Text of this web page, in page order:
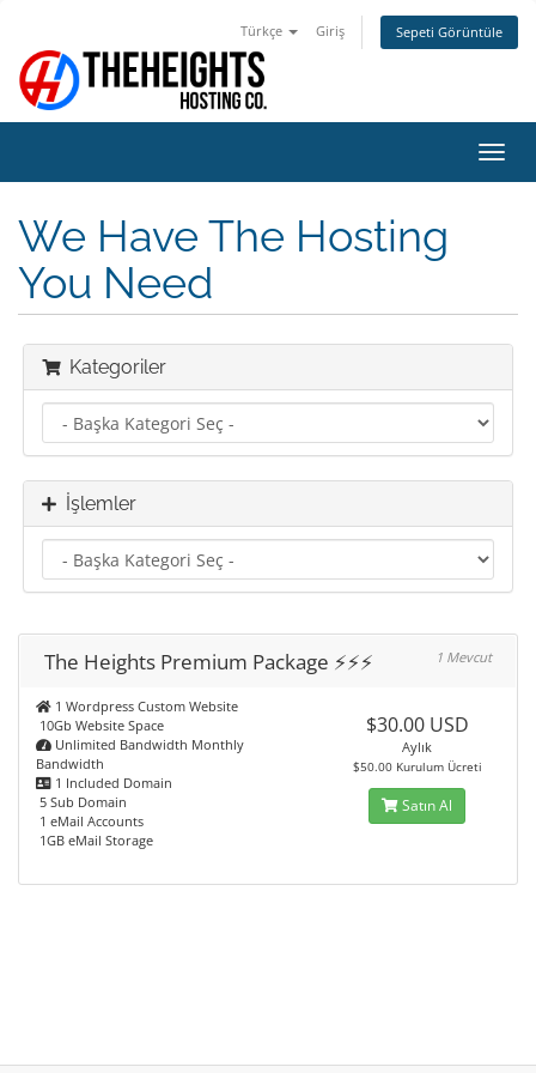
Türkçe Giriş Sepeti Görüntüle
We Have The Hosting
You Need
Kategoriler
İşlemler
The Heights Premium Package ⚡️⚡️⚡️ 1 Mevcut
1 Wordpress Custom Website
10Gb Website Space
Unlimited Bandwidth Monthly
Bandwidth
1 Included Domain
5 Sub Domain
1 eMail Accounts
1GB eMail Storage
$30.00 USD
Aylık
$50.00 Kurulum Ücreti
Satın Al